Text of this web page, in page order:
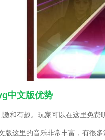
游戏龙骑士传说图
安特罗皮亚世界(
成吉思汗中文版单
单机游戏f22的攻略
割绳子中文版游戏
购物海滩中文游戏
逃脱者中文版手游
寻秦记中文版单机
unturned怎么调中
边境检察官游戏电
成吉思汗中文版单
购物海滩中文游戏
中文版优势
和有趣。玩家可以在这里免费
版这里的音乐非常丰富，有很